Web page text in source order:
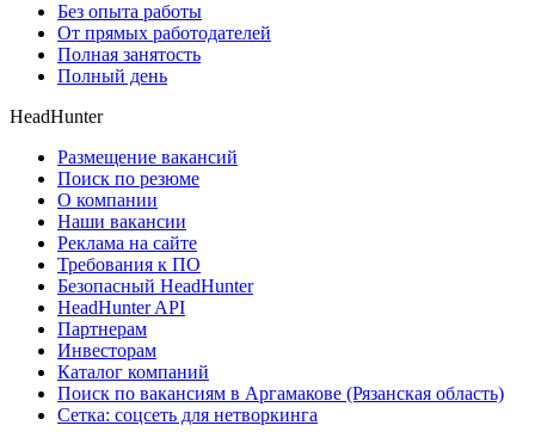
Без опыта работы
От прямых работодателей
Полная занятость
Полный день
HeadHunter
Размещение вакансий
Поиск по резюме
О компании
Наши вакансии
Реклама на сайте
Требования к ПО
Безопасный HeadHunter
HeadHunter API
Партнерам
Инвесторам
Каталог компаний
Поиск по вакансиям в Аргамакове (Рязанская область)
Сетка: соцсеть для нетворкинга